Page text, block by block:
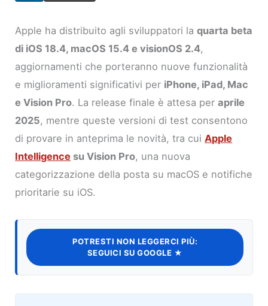
Apple ha distribuito agli sviluppatori laquarta beta
di iOS 18.4, macOS 15.4 e visionOS 2.4,
aggiornamenti che porteranno nuove funzionalità
e miglioramenti significativi per iPhone, iPad, Mac
e Vision Pro. La release finale è attesa peraprile
2025, mentre queste versioni di test consentono
di provare in anteprima le novità, tra cuiApple
Intelligence su Vision Pro, una nuova
categorizzazione della posta su macOS e notifiche
prioritarie su iOS.
POTRESTI NON LEGGERCI PIÙ:
SEGUICI SU GOOGLE ★